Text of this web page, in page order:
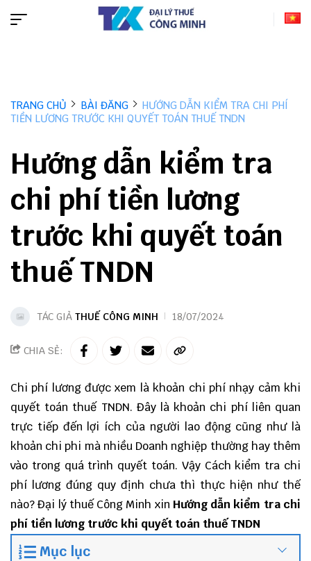
TRANG CHỦ BÀI ĐĂNG
HƯỚNG DẪN KIỂM TRA CHI PHÍ
TIỀN LƯƠNG TRƯỚC KHI QUYẾT TOÁN THUẾ TNDN
Hướng dẫn kiểm tra
chi phí tiền lương
trước khi quyết toán
thuế TNDN
TÁC GIẢ THUẾ CÔNG MINH 18/07/2024
CHIA SẺ:
Chi phí lương được xem là khoản chi phí nhạy cảm khi
quyết toán thuế TNDN. Đây là khoản chi phí liên quan
trực tiếp đến lợi ích của người lao động cũng như là
khoản chi phi mà nhiều Doanh nghiệp thường hay thêm
vào trong quá trình quyết toán. Vậy Cách kiểm tra chi
phí lương đúng quy định chưa thì thực hiện như thế
nào? Đại lý thuế Công Minh xin Hướng dẫn kiểm tra chi
phí tiền lương trước khi quyết toán thuế TNDN
Mục lục